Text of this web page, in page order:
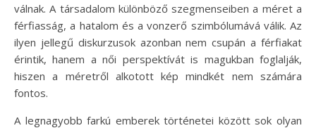
válnak. A társadalom különböző szegmenseiben a méret a
férfiasság, a hatalom és a vonzerő szimbólumává válik. Az
ilyen jellegű diskurzusok azonban nem csupán a férfiakat
érintik, hanem a női perspektívát is magukban foglalják,
hiszen a méretről alkotott kép mindkét nem számára
fontos.
A legnagyobb farkú emberek történetei között sok olyan